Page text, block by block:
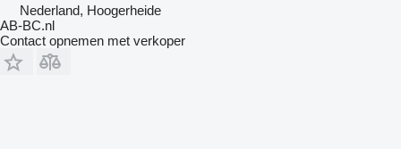
Nederland, Hoogerheide
AB-BC.nl
Contact opnemen met verkoper